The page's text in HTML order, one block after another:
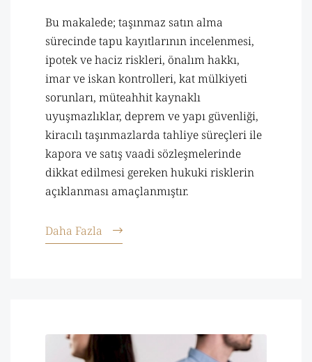
Bu makalede; taşınmaz satın alma
sürecinde tapu kayıtlarının incelenmesi,
ipotek ve haciz riskleri, önalım hakkı,
imar ve iskan kontrolleri, kat mülkiyeti
sorunları, müteahhit kaynaklı
uyuşmazlıklar, deprem ve yapı güvenliği,
kiracılı taşınmazlarda tahliye süreçleri ile
kapora ve satış vaadi sözleşmelerinde
dikkat edilmesi gereken hukuki risklerin
açıklanması amaçlanmıştır.
Daha Fazla